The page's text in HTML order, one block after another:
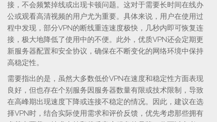
接，不会频繁掉线或出现卡顿问题。这对于需要长时间在线办
公或观看高清视频的用户尤为重要。具体来说，用户在使用过
程中发现，部分VPN的断线重连速度极快，几秒内即可恢复连
接，极大地降低了使用中的不便。此外，优质VPN还会定期更
新服务器配置和安全协议，确保在不断变化的网络环境中保持
高稳定性。
需要指出的是，虽然大多数低价VPN在速度和稳定性方面表现
良好，但也存在个别服务因服务器数量有限或技术限制，导致
在高峰期出现速度下降或连接不稳定的情况。因此，建议在选
择VPN时，结合实际使用需求和评价反馈，优先考虑那些拥有